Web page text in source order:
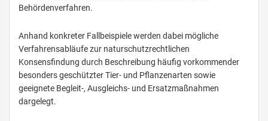
Behördenverfahren.
Anhand konkreter Fallbeispiele werden dabei mögliche
Verfahrensabläufe zur naturschutzrechtlichen
Konsensfindung durch Beschreibung häufig vorkommender
besonders geschützter Tier- und Pflanzenarten sowie
geeignete Begleit-, Ausgleichs- und Ersatzmaßnahmen
dargelegt.